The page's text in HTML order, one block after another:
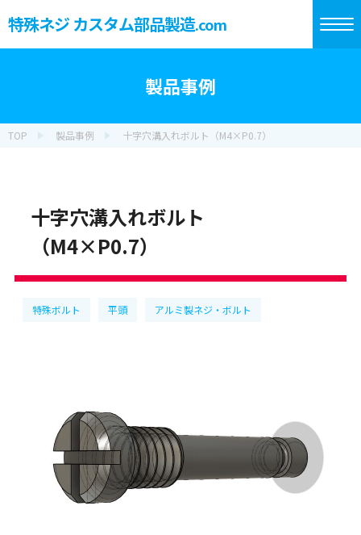
特殊ネジ カスタム部品製造.com
製品事例
TOP 製品事例 十字穴溝入れボルト（M4×P0.7）
十字穴溝入れボルト
（M4×P0.7）
特殊ボルト 平頭 アルミ製ネジ・ボルト